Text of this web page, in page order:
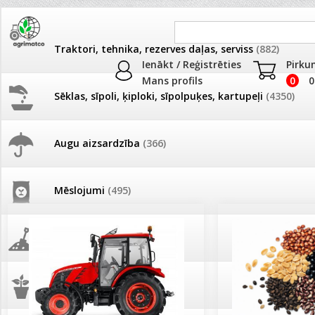
Ienākt / Reģistrēties
Mans profils
0
Traktori, tehnika, rezerves daļas, serviss (882)
Sēklas, sīpoli, ķiploki, sīpolpuķes, kartupeļi (4350)
Augu aizsardzība (366)
Mēslojumi (495)
Augsne, kūdra, mulča
Podi un kasetes(646)
JAUNUMI
Pašlasīšanas vietu katalogs
26.05. Vebinārs - Kā ierobežot
gliemežus piemājas dārzā un
Darba laiks Līgo svētkos
Ūdens piemērotības noteikšana
AKCIJAS
frēze + mulčieris +
AKCIJAS komplekts -
frontālais iekrāvējs
mulčieris + piekabe
AKCIJAS komplekts -
frēze + mulčieris